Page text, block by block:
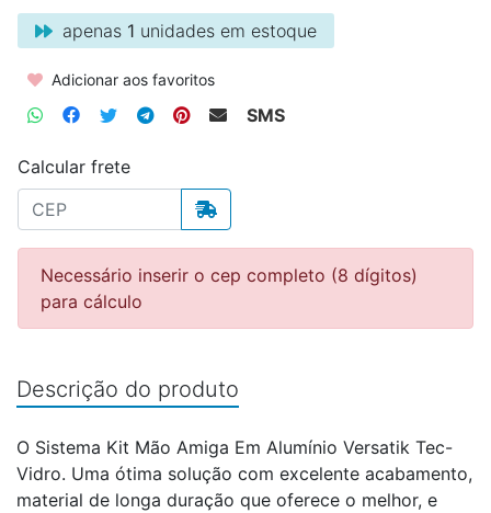
apenas 1 unidades em estoque
Adicionar aos favoritos
SMS
Calcular frete
Necessário inserir o cep completo (8 dígitos)
para cálculo
Descrição do produto
O Sistema Kit Mão Amiga Em Alumínio Versatik Tec-
Vidro. Uma ótima solução com excelente acabamento,
material de longa duração que oferece o melhor, e